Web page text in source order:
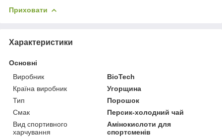
Приховати
Характеристики
Основні
Виробник
BioTech
Країна виробник
Угорщина
Тип
Порошок
Смак
Персик-холодний чай
Вид спортивного
харчування
Амінокислоти для
спортсменів